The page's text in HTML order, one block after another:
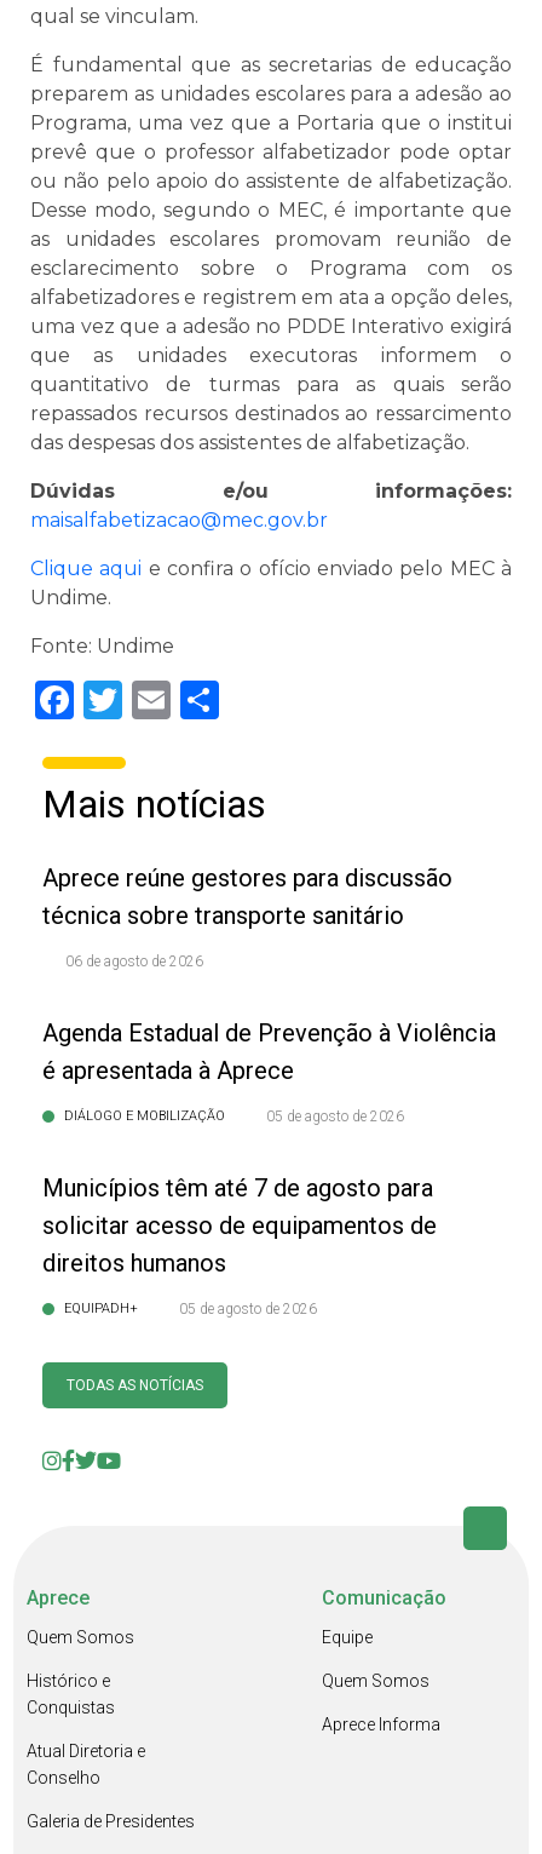
qual se vinculam.
É fundamental que as secretarias de educação
preparem as unidades escolares para a adesão ao
Programa, uma vez que a Portaria que o institui
prevê que o professor alfabetizador pode optar
ou não pelo apoio do assistente de alfabetização.
Desse modo, segundo o MEC, é importante que
as unidades escolares promovam reunião de
esclarecimento sobre o Programa com os
alfabetizadores e registrem em ata a opção deles,
uma vez que a adesão no PDDE Interativo exigirá
que as unidades executoras informem o
quantitativo de turmas para as quais serão
repassados recursos destinados ao ressarcimento
das despesas dos assistentes de alfabetização.
Dúvidas e/ou informações:
maisalfabetizacao@mec.gov.br
Clique aqui e confira o ofício enviado pelo MEC à
Undime.
Fonte: Undime
Facebook
Twitter
Email
Mais notícias
Aprece reúne gestores para discussão
técnica sobre transporte sanitário
06 de agosto de 2026
Agenda Estadual de Prevenção à Violência
é apresentada à Aprece
DIÁLOGO E MOBILIZAÇÃO 05 de agosto de 2026
Municípios têm até 7 de agosto para
solicitar acesso de equipamentos de
direitos humanos
EQUIPADH+ 05 de agosto de 2026
TODAS AS NOTÍCIAS
Aprece
Quem Somos
Histórico e
Conquistas
Atual Diretoria e
Conselho
Galeria de Presidentes
Comunicação
Equipe
Quem Somos
Aprece Informa